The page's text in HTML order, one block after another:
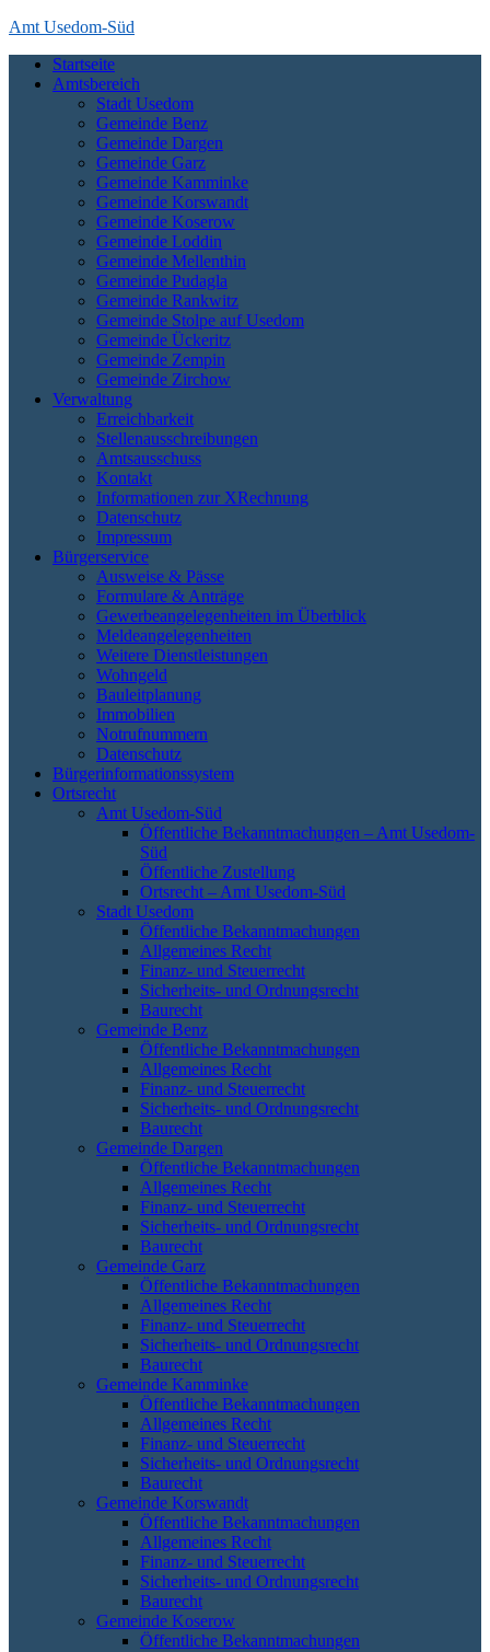
Skip
content
Amt Usedom-Süd
Das Amt Usedom-Süd ist die Verwaltung für einen großen Bereich
auf der Insel Usedom. Es erstreckt sich vom Seebad Zempin im
Nordwesten bis an die polnische Grenze bei Garz und Kamminke im
Osten und die Zecheriner Brücke im Süden der Insel.
Startseite
Amtsbereich
Stadt Usedom
Gemeinde Benz
Gemeinde Dargen
Gemeinde Garz
Gemeinde Kamminke
Gemeinde Korswandt
Gemeinde Koserow
Gemeinde Loddin
Gemeinde Mellenthin
Gemeinde Pudagla
Gemeinde Rankwitz
Gemeinde Stolpe auf Usedom
Gemeinde Ückeritz
Gemeinde Zempin
Gemeinde Zirchow
Verwaltung
Erreichbarkeit
Stellenausschreibungen
Amtsausschuss
Kontakt
Informationen zur XRechnung
Datenschutz
Impressum
Bürgerservice
Ausweise & Pässe
Formulare & Anträge
Gewerbeangelegenheiten im Überblick
Meldeangelegenheiten
Weitere Dienstleistungen
Wohngeld
Bauleitplanung
Immobilien
Notrufnummern
Datenschutz
Bürgerinformationssystem
Ortsrecht
Amt Usedom-Süd
Öffentliche Bekanntmachungen – Amt Usedom-
Süd
Öffentliche Zustellung
Ortsrecht – Amt Usedom-Süd
Stadt Usedom
Öffentliche Bekanntmachungen
Allgemeines Recht
Finanz- und Steuerrecht
Sicherheits- und Ordnungsrecht
Baurecht
Gemeinde Benz
Öffentliche Bekanntmachungen
Allgemeines Recht
Finanz- und Steuerrecht
Sicherheits- und Ordnungsrecht
Baurecht
Gemeinde Dargen
Öffentliche Bekanntmachungen
Allgemeines Recht
Finanz- und Steuerrecht
Sicherheits- und Ordnungsrecht
Baurecht
Gemeinde Garz
Öffentliche Bekanntmachungen
Allgemeines Recht
Finanz- und Steuerrecht
Sicherheits- und Ordnungsrecht
Baurecht
Gemeinde Kamminke
Öffentliche Bekanntmachungen
Allgemeines Recht
Finanz- und Steuerrecht
Sicherheits- und Ordnungsrecht
Baurecht
Gemeinde Korswandt
Öffentliche Bekanntmachungen
Allgemeines Recht
Finanz- und Steuerrecht
Sicherheits- und Ordnungsrecht
Baurecht
Gemeinde Koserow
Öffentliche Bekanntmachungen